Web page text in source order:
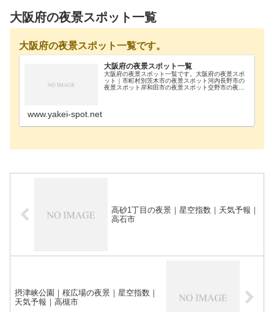
大阪府の夜景スポット一覧
大阪府の夜景スポット一覧です。
大阪府の夜景スポット一覧
大阪府の夜景スポット一覧です。大阪府の夜景スポ
ット｜市町村別茨木市の夜景スポット河内長野市の
夜景スポット岸和田市の夜景スポット交野市の夜景
www.yakei-spot.net
高砂1丁目の夜景｜星空指数｜天気予報｜
高石市
摂津峡公園｜桜広場の夜景｜星空指数｜
天気予報｜高槻市